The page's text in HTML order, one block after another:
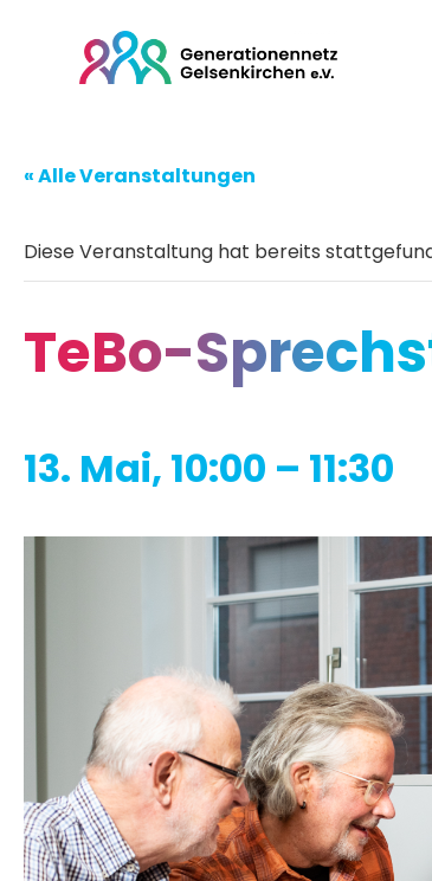
« Alle Veranstaltungen
Diese Veranstaltung hat bereits
TeBo-
13. Mai, 10:00 – 11:30